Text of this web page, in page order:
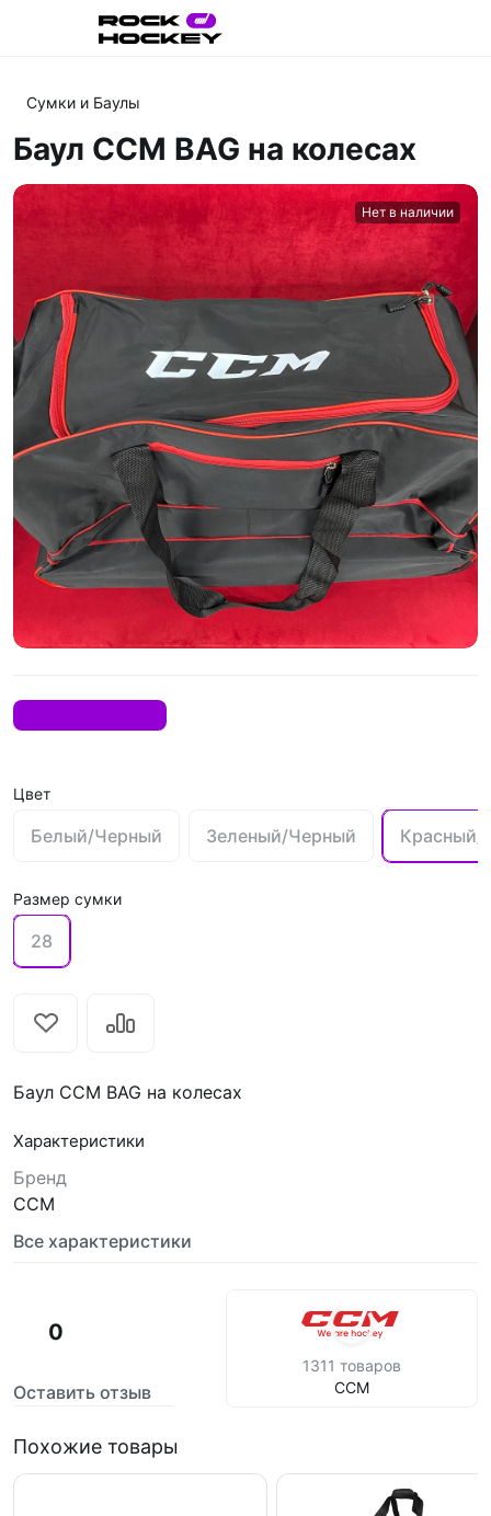
Сумки и Баулы
Баул CCM BAG на колесах
Нет в наличии
Цвет
Белый/Черный Зеленый/Черный Красный/
Размер сумки
28
Баул CCM BAG на колесах
Характеристики
Бренд
CCM
Все характеристики
0
Оставить отзыв
1311 товаров
CCM
Похожие товары